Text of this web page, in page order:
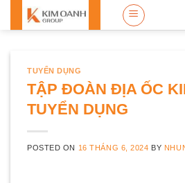
TUYỂN DỤNG
TẬP ĐOÀN ĐỊA ỐC
TUYỂN DỤNG
POSTED ON 16 THÁNG 6, 2024 BY